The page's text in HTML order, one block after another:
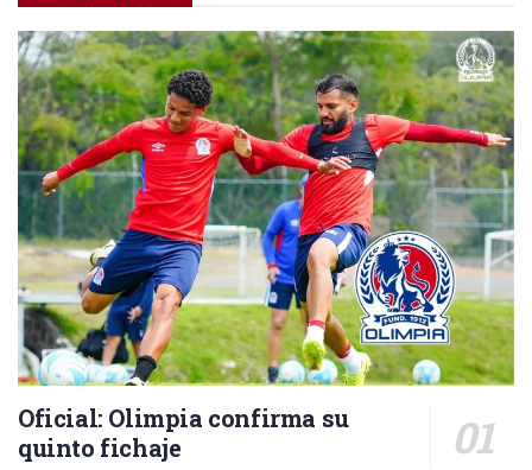
Oficial: Olimpia confirma su
quinto fichaje